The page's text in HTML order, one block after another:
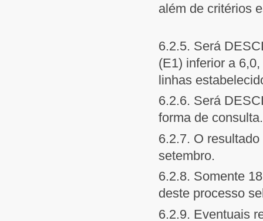
além de critérios
6.2.5. Será
(E1) inferior a
linhas
6.2.6. Será
forma de consulta.
6.2.7. O
setembro.
6.2.8. Somente
deste processo
6.2.9. Eventuais